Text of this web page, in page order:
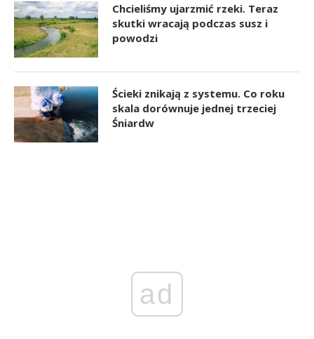
Chcieliśmy ujarzmić rzeki. Teraz
skutki wracają podczas susz i
powodzi
Ścieki znikają z systemu. Co roku
skala dorównuje jednej trzeciej
Śniardw
ad